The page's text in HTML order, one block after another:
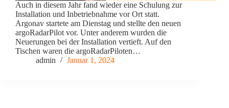
Auch in diesem Jahr fand wieder eine Schulung zur
Installation und Inbetriebnahme vor Ort statt.
Argonav startete am Dienstag und stellte den neuen
argoRadarPilot vor. Unter anderem wurden die
Neuerungen bei der Installation vertieft. Auf den
Tischen waren die argoRadarPiloten…
admin
Januar 1, 2024